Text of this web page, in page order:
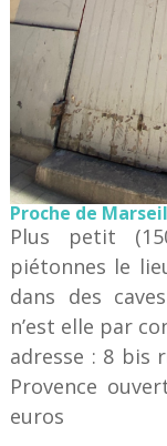
Proche de
Plus petit
piétonnes le
dans des
n’est elle par
adresse : 8 bis
Provence
euros